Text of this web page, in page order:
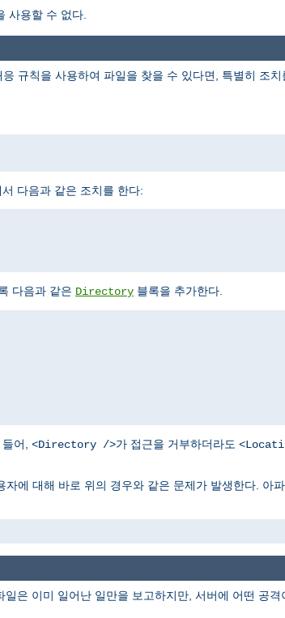
사용할 수 없다.
규칙을 사용하여 파일을 찾을 수 있다면, 특별히 조
다음과 같은 조치를 한다:
다음과 같은 Directory 블록을 추가한다.
어, <Directory />가 접근을 거부하더라도
에 대해 바로 위의 경우와 같은 문제가 발생한다. 아
일은 이미 일어난 일만을 보고하지만, 서버에 어떤 공